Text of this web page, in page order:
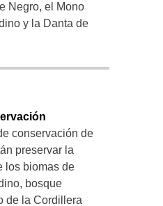
Negro, el Mono
y la Danta de
conservación de
preservar la
los biomas de
bosque
de la Cordillera